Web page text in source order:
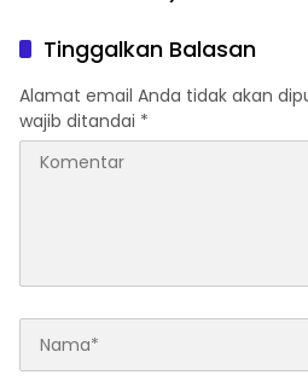
Tinggalkan Balasan
Alamat email Anda tidak akan
wajib ditandai *